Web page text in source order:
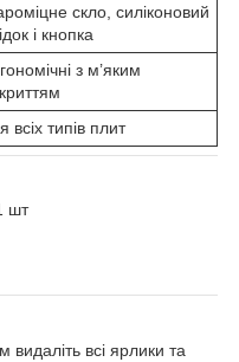
скло, силіконовий
і кнопка
з м’яким
всіх типів плит
шт
всі ярлики та